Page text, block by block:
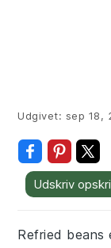
Udgivet: sep 18,
Udskriv
Refried beans